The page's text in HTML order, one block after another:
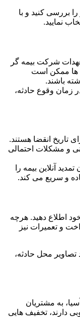
بررسی کنید و با
نمایید.
شرکت بیمه گر
ها ممکن است
باشند.
زمان وقوع حادثه،
تاریخ انقضا هستند.
و مشکلات احتمالی
آنلاین بیمه را
و سریع می کند.
اطلاع دهید. هرچه
و تعمیرات نیز
تصاویر محل حادثه،
به مشتریان
دارند، تخفیف هایی